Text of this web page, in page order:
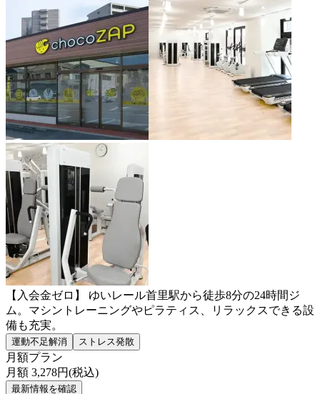
【入会金ゼロ】 ゆいレール首里駅から徒歩8分の24時間ジ
ム。マシントレーニングやピラティス、リラックスできる設
備も充実。
運動不足解消 ストレス発散
月額プラン
月額 3,278円(税込)
最新情報を確認